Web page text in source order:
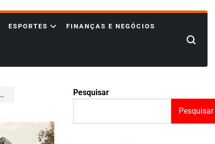
ESPORTES FINANÇAS E NEGÓCIOS
Search
Pesquisar
Pesquisar